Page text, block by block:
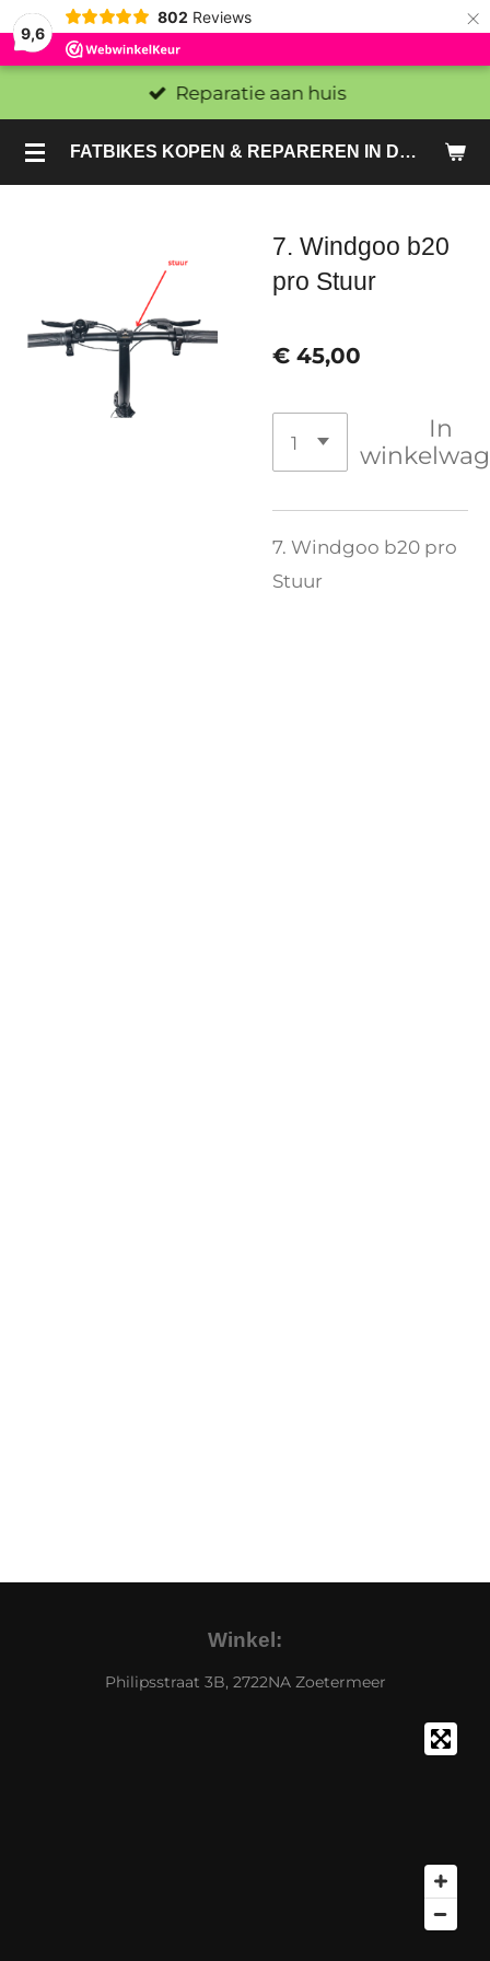
9,6
802 Reviews ×
FATBIKES KOPEN & REPAREREN IN DEN HAAG EN ZOETERMEER - SACHE BIKES
Reparatie aan huis
7. Windgoo b20
pro Stuur
€ 45,00
In
7. Windgoo b20 pro
Stuur
Winkel:
Philipsstraat 3B, 2722NA Zoetermeer